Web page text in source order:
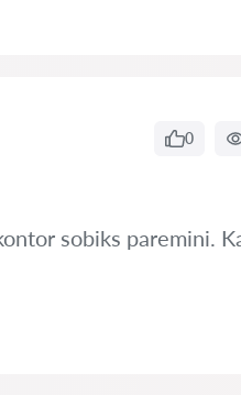
0
sobiks paremini.